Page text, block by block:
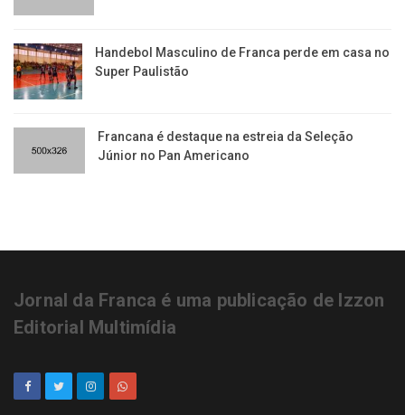
Handebol Masculino de Franca perde em casa no
Super Paulistão
Francana é destaque na estreia da Seleção
Júnior no Pan Americano
Jornal da Franca é uma publicação de Izzon
Editorial Multimídia